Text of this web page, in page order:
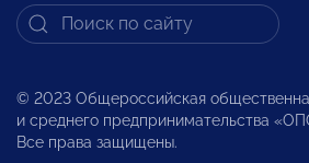
© 2023 Общероссийская
и среднего предпринимательства
Все права защищены.